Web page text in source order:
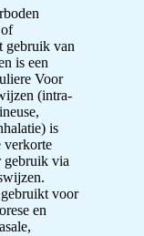
gebruik van
is een
Voor
(intra-
is
verkorte
gebruik via
voor
en